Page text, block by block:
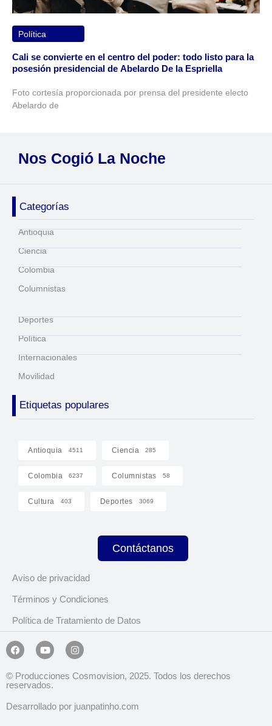
Política
Cali se convierte en el centro del poder: todo listo para la
posesión presidencial de Abelardo De la Espriella
Foto cortesía proporcionada por prensa del presidente electo
Abelardo de
Nos Cogió La Noche
Categorías
Antioquia
Ciencia
Colombia
Columnistas
Deportes
Política
Internacionales
Movilidad
Etiquetas populares
Antioquia 4511 Ciencia 285
Colombia 6237 Columnistas 58
Cultura 403 Deportes 3069
Contáctanos
Aviso de privacidad
Términos y Condiciones
Política de Tratamiento de Datos
© Producciones Cosmovision, 2025. Todos los derechos
reservados.
Desarrollado por juanpatinho.com